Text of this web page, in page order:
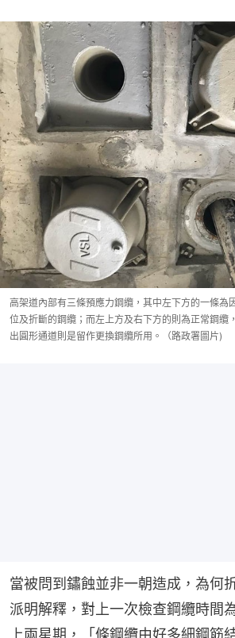
高架道內部有三條預應力鋼纜，其中左下方的一條為
位及折斷的鋼纜；而左上方及右下方的則為正常鋼纜
出圓形通道則是留作更換鋼纜所用。（路政署圖片)
當被問到鏽蝕並非一朝造成，為何
派明解釋，對上一次檢查鋼纜時間
上兩星期，「條鋼纜由好多細鋼筋